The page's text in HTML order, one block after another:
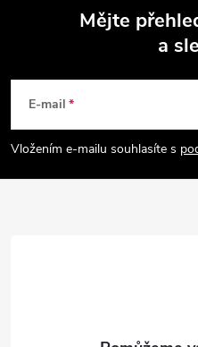
Mějte
a
E-mail
Vložením e-mailu souhlasíte s